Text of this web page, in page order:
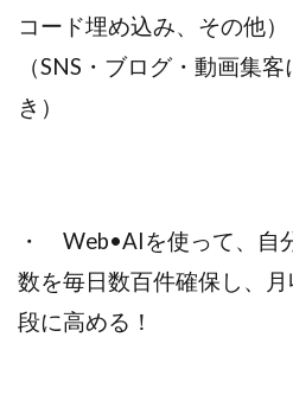
コード埋め込み、その他）
（SNS・ブログ・動画集
き）
・ Web•AIを使って、自
数を毎日数百件確保し、
段に高める！